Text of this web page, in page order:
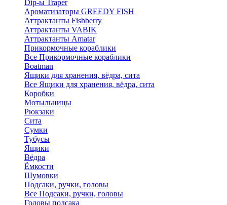
Dip-ы Traper
Ароматизаторы GREEDY FISH
Аттрактанты Fishberry
Аттрактанты VABIK
Аттрактанты Amatar
Прикормочные кораблики
Все Прикормочные кораблики
Boatman
Ящики для хранения, вёдра, сита
Все Ящики для хранения, вёдра, сита
Коробки
Мотыльницы
Рюкзаки
Сита
Сумки
Тубусы
Ящики
Вёдра
Ёмкости
Шумовки
Подсаки, ручки, головы
Все Подсаки, ручки, головы
Головы подсака